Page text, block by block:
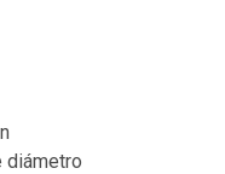
diámetro